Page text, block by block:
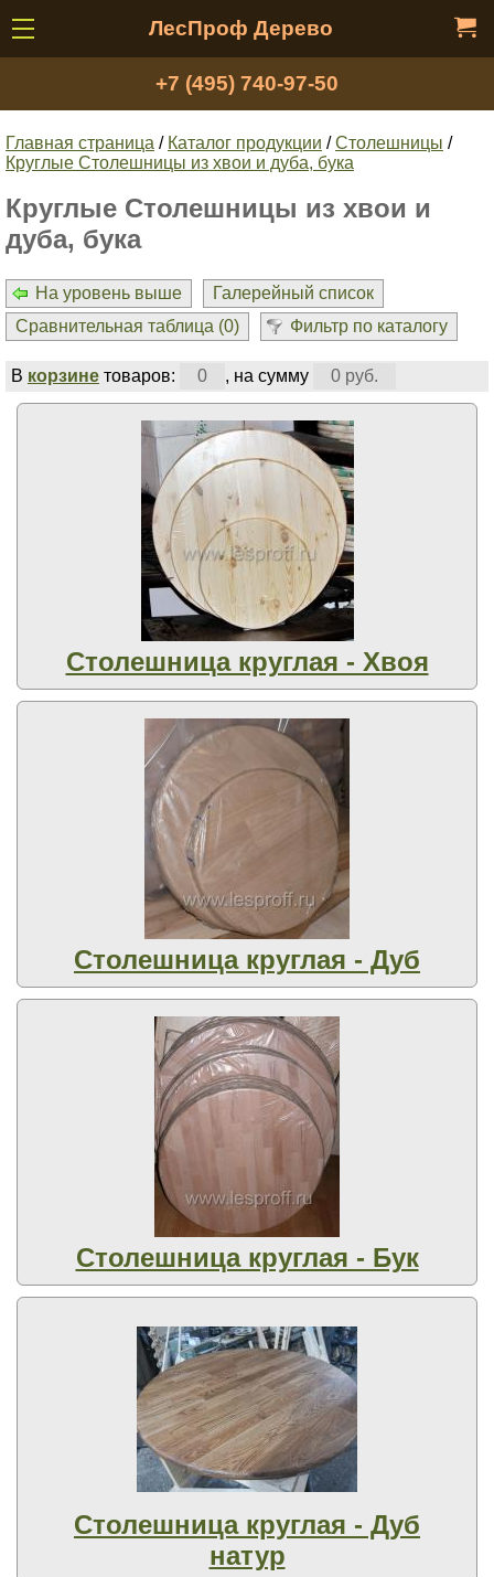
ЛесПроф Дерево
+7 (495) 740-97-50
Главная страница / Каталог продукции /Столешницы /
Круглые Столешницы из хвои и дуба, бука
Круглые Столешницы из хвои и
дуба, бука
На уровень выше
Галерейный список
Сравнительная таблица (0) Фильтр по каталогу
В корзинетоваров: 0 , на сумму 0 руб.
Столешница круглая - Хвоя
Столешница круглая - Дуб
Столешница круглая - Бук
Столешница круглая - Дуб
натур